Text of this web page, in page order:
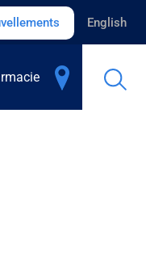
English